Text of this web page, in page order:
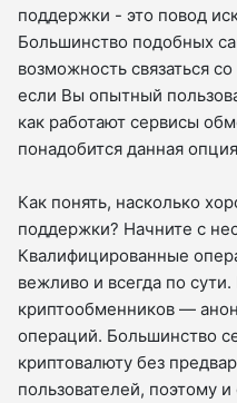
поддержки - это повод
Большинство подобных
возможность связаться
если Вы опытный
как работают сервисы
понадобится данная
Как понять, насколько
поддержки? Начните с
Квалифицированные
вежливо и всегда по
криптообменников —
операций. Большинство
криптовалюту без
пользователей, поэтому